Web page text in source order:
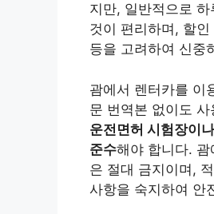
지만, 일반적으로
것이 편리하며, 할
등을 고려하여 신중
괌에서 렌터카를 이
문 번역본 없이도
운전면허 시험장이
준수해야 합니다.
은 절대 금지이며,
사항을 숙지하여 안